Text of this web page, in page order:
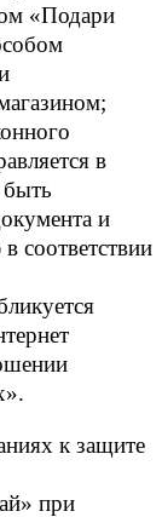
«Подари
в
и
соответствии
к защите
при